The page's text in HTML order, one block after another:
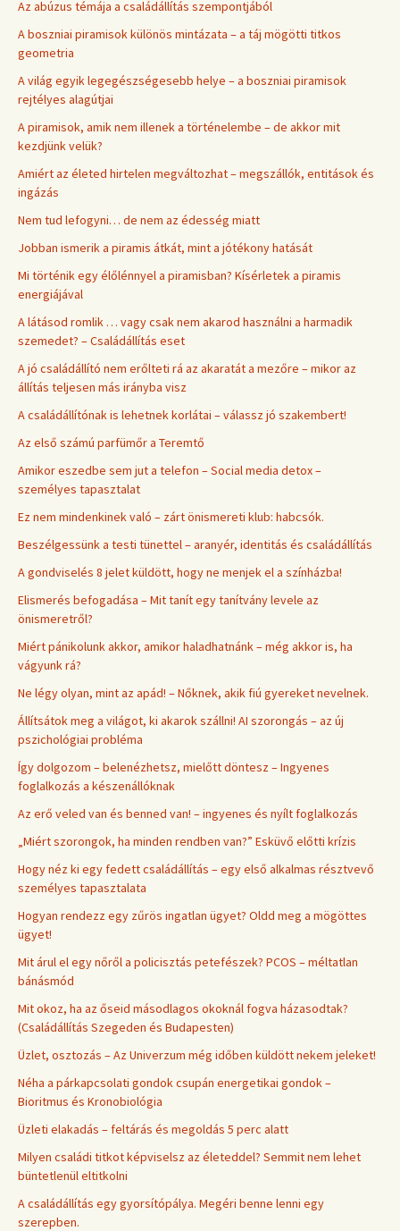
Az abúzus témája a családállítás szempontjából
A boszniai piramisok különös mintázata – a táj mögötti titkos
geometria
A világ egyik legegészségesebb helye – a boszniai piramisok
rejtélyes alagútjai
A piramisok, amik nem illenek a történelembe – de akkor mit
kezdjünk velük?
Amiért az életed hirtelen megváltozhat – megszállók, entitások és
ingázás
Nem tud lefogyni… de nem az édesség miatt
Jobban ismerik a piramis átkát, mint a jótékony hatását
Mi történik egy élőlénnyel a piramisban? Kísérletek a piramis
energiájával
A látásod romlik … vagy csak nem akarod használni a harmadik
szemedet? – Családállítás eset
A jó családállító nem erőlteti rá az akaratát a mezőre – mikor az
állítás teljesen más irányba visz
A családállítónak is lehetnek korlátai – válassz jó szakembert!
Az első számú parfümőr a Teremtő
Amikor eszedbe sem jut a telefon – Social media detox –
személyes tapasztalat
Ez nem mindenkinek való – zárt önismereti klub: habcsók.
Beszélgessünk a testi tünettel – aranyér, identitás és családállítás
A gondviselés 8 jelet küldött, hogy ne menjek el a színházba!
Elismerés befogadása – Mit tanít egy tanítvány levele az
önismeretről?
Miért pánikolunk akkor, amikor haladhatnánk – még akkor is, ha
vágyunk rá?
Ne légy olyan, mint az apád! – Nőknek, akik fiú gyereket nevelnek.
Állítsátok meg a világot, ki akarok szállni! AI szorongás – az új
pszichológiai probléma
Így dolgozom – belenézhetsz, mielőtt döntesz – Ingyenes
foglalkozás a készenállóknak
Az erő veled van és benned van! – ingyenes és nyílt foglalkozás
„Miért szorongok, ha minden rendben van?” Esküvő előtti krízis
Hogy néz ki egy fedett családállítás – egy első alkalmas résztvevő
személyes tapasztalata
Hogyan rendezz egy zűrös ingatlan ügyet? Oldd meg a mögöttes
ügyet!
Mit árul el egy nőről a policisztás petefészek? PCOS – méltatlan
bánásmód
Mit okoz, ha az őseid másodlagos okoknál fogva házasodtak?
(Családállítás Szegeden és Budapesten)
Üzlet, osztozás – Az Univerzum még időben küldött nekem jeleket!
Néha a párkapcsolati gondok csupán energetikai gondok –
Bioritmus és Kronobiológia
Üzleti elakadás – feltárás és megoldás 5 perc alatt
Milyen családi titkot képviselsz az életeddel? Semmit nem lehet
büntetlenül eltitkolni
A családállítás egy gyorsítópálya. Megéri benne lenni egy
szerepben.